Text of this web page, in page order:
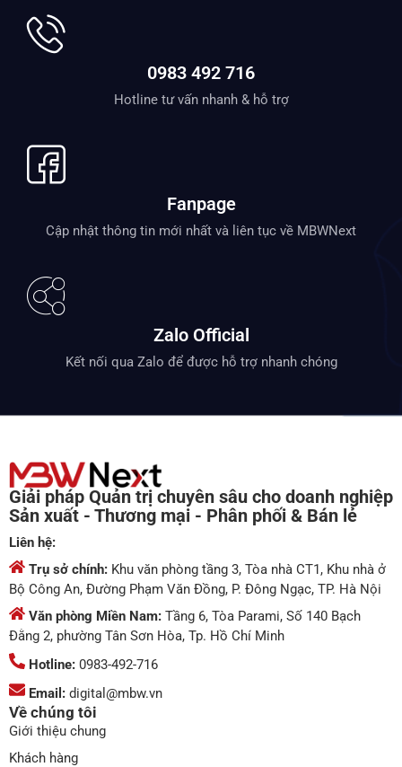
0983 492 716
Hotline tư vấn nhanh & hỗ trợ
Fanpage
Cập nhật thông tin mới nhất và liên tục về MBWNext
Zalo Official
Kết nối qua Zalo để được hỗ trợ nhanh chóng
Giải pháp Quản trị chuyên sâu cho doanh nghiệp
Sản xuất - Thương mại - Phân phối & Bán lẻ
Liên hệ:
Trụ sở chính: Khu văn phòng tầng 3, Tòa nhà CT1, Khu nhà ở
Bộ Công An, Đường Phạm Văn Đồng, P. Đông Ngạc, TP. Hà Nội
Văn phòng Miền Nam: Tầng 6, Tòa Parami, Số 140 Bạch
Đằng 2, phường Tân Sơn Hòa, Tp. Hồ Chí Minh
Hotline: 0983-492-716
Email: digital@mbw.vn
Về chúng tôi
Giới thiệu chung
Khách hàng